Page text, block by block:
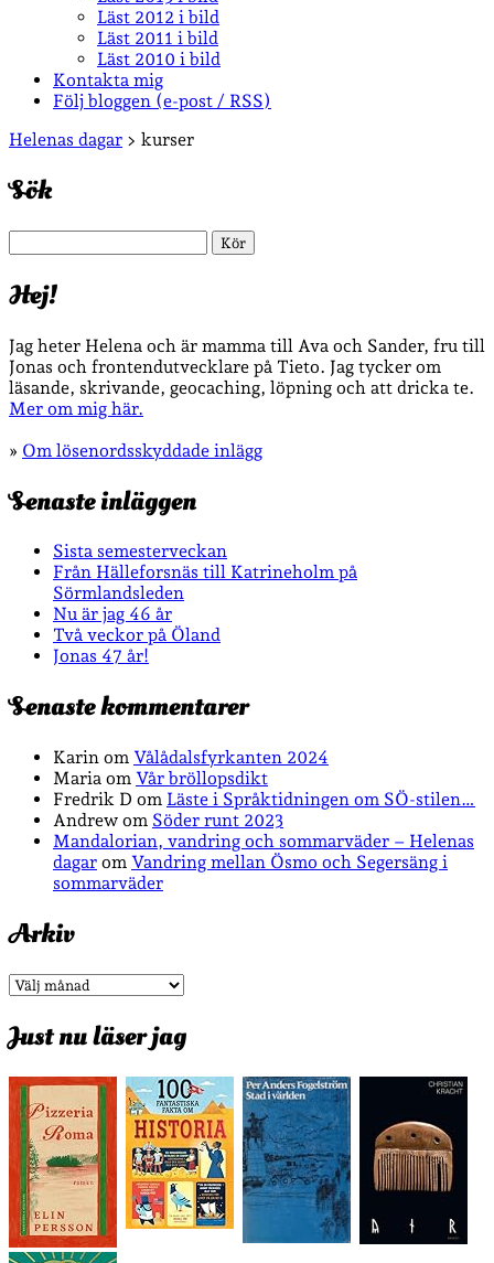
Läst 2012 i bild
Läst 2011 i bild
Läst 2010 i bild
Kontakta mig
Följ bloggen (e-post / RSS)
Sidopanel
Helenas dagar > kurser
Sök
Hej!
Jag heter Helena och är mamma till Ava och Sander, fru till
Jonas och frontendutvecklare på Tieto. Jag tycker om
läsande, skrivande, geocaching, löpning och att dricka te.
Mer om mig här.
» Om lösenordsskyddade inlägg
Senaste inläggen
Sista semesterveckan
Från Hälleforsnäs till Katrineholm på
Sörmlandsleden
Nu är jag 46 år
Två veckor på Öland
Jonas 47 år!
Senaste kommentarer
Karin om Vålådalsfyrkanten 2024
Maria om Vår bröllopsdikt
Fredrik D om Läste i Språktidningen om SÖ-stilen…
Andrew om Söder runt 2023
Mandalorian, vandring och sommarväder – Helenas
dagar om Vandring mellan Ösmo och Segersäng i
sommarväder
Arkiv
Arkiv
Just nu läser jag